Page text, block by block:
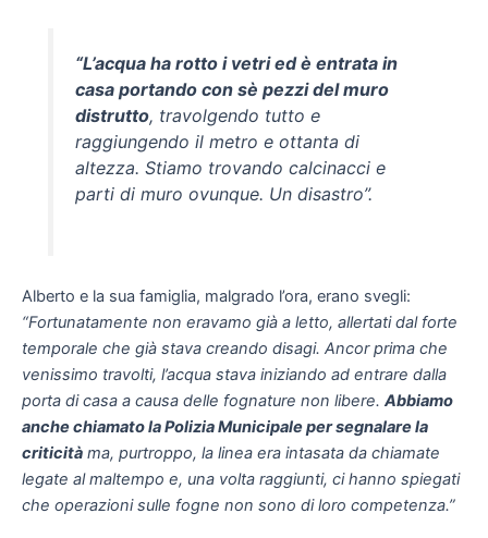
“L’acqua ha rotto i vetri ed è entrata in
casa portando con sè pezzi del muro
distrutto, travolgendo tutto e
raggiungendo il metro e ottanta di
altezza. Stiamo trovando calcinacci e
parti di muro ovunque. Un disastro”.
Alberto e la sua famiglia, malgrado l’ora, erano svegli:
“Fortunatamente non eravamo già a letto, allertati dal forte
temporale che già stava creando disagi. Ancor prima che
venissimo travolti, l’acqua stava iniziando ad entrare dalla
porta di casa a causa delle fognature non libere. Abbiamo
anche chiamato la Polizia Municipale per segnalare la
criticità ma, purtroppo, la linea era intasata da chiamate
legate al maltempo e, una volta raggiunti, ci hanno spiegati
che operazioni sulle fogne non sono di loro competenza.”